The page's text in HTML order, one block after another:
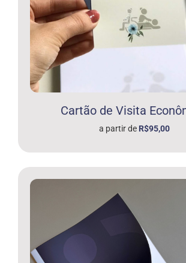
Cartão de Visita
a partir de R$95,00